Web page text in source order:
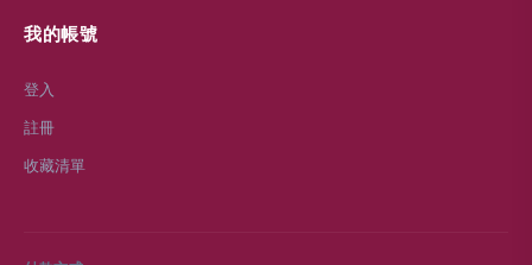
我的帳號
登入
註冊
收藏清單